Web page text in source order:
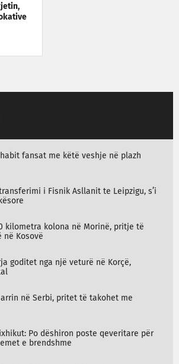
fansat me këtë veshje në plazh
i Fisnik Asllanit te Leipzigu, s’i
kilometra kolona në Morinë, pritje të
në Kosovë
goditet nga një veturë në Korçë,
në Serbi, pritet të takohet me
Po dëshiron poste qeveritare për
e brendshme